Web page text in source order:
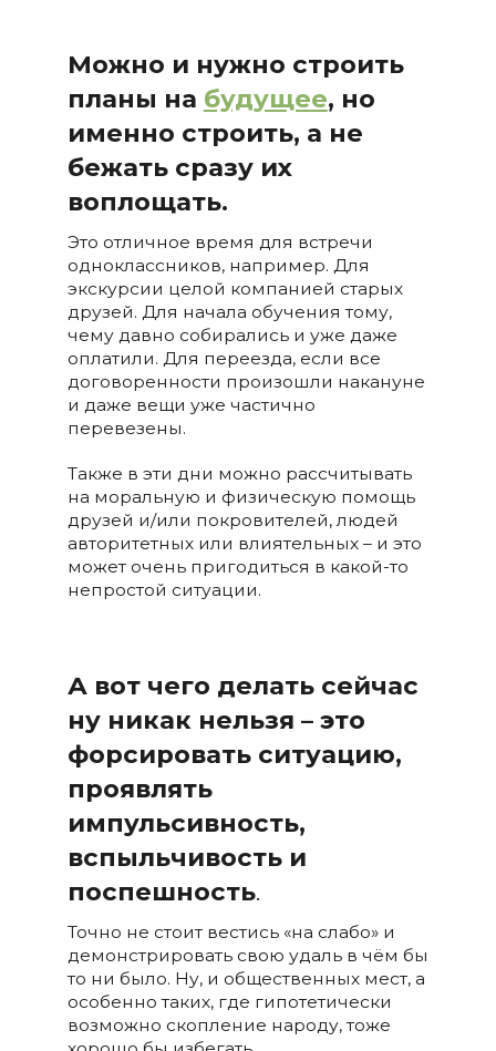
Можно и нужно строить
планы на будущее, но
именно строить, а не
бежать сразу их
воплощать.
Это отличное время для встречи
одноклассников, например. Для
экскурсии целой компанией старых
друзей. Для начала обучения тому,
чему давно собирались и уже даже
оплатили. Для переезда, если все
договоренности произошли накануне
и даже вещи уже частично
перевезены.
Также в эти дни можно рассчитывать
на моральную и физическую помощь
друзей и/или покровителей, людей
авторитетных или влиятельных – и это
может очень пригодиться в какой-то
непростой ситуации.
А вот чего делать сейчас
ну никак нельзя – это
форсировать ситуацию,
проявлять
импульсивность,
вспыльчивость и
поспешность.
Точно не стоит вестись «на слабо» и
демонстрировать свою удаль в чём бы
то ни было. Ну, и общественных мест, а
особенно таких, где гипотетически
возможно скопление народу, тоже